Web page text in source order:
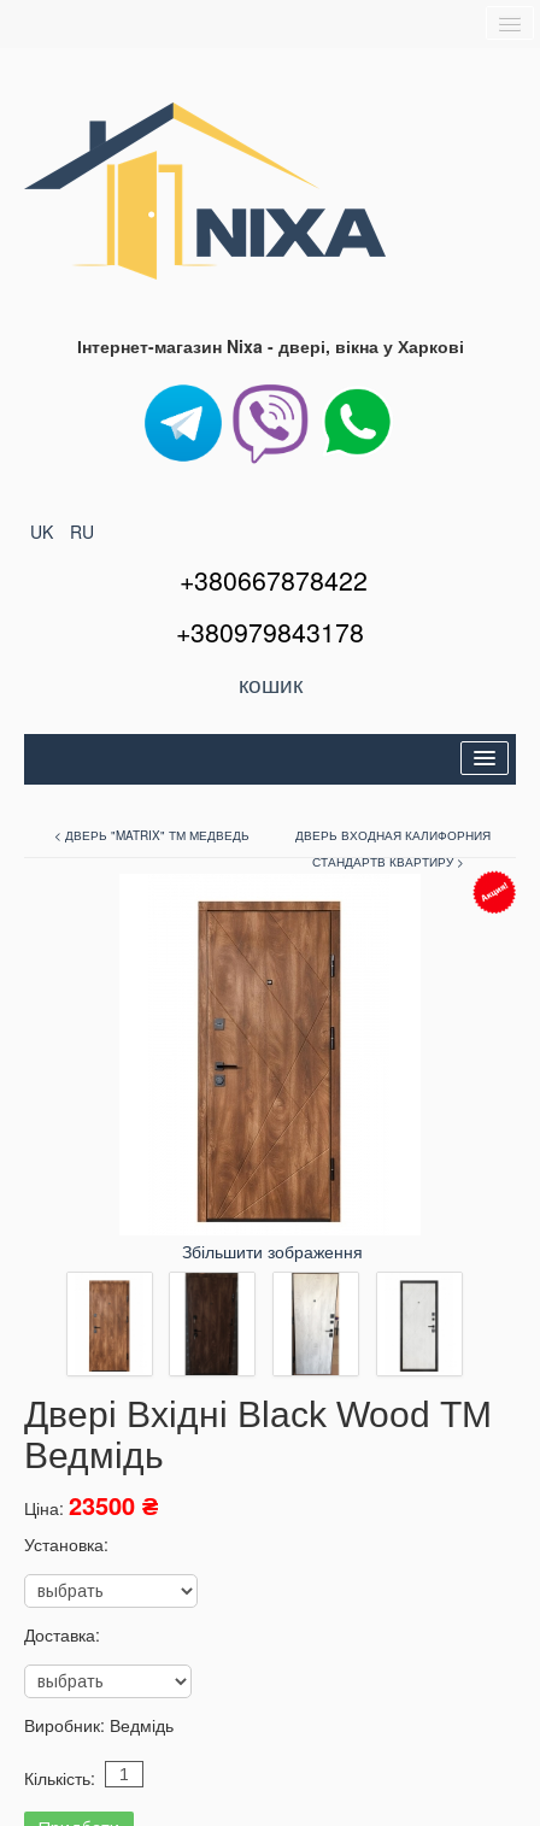
Блог
Інтернет-магазин Nixa - двері, вікна у Харкові
UK RU
+380667878422
+380979843178
кошик
< ДВЕРЬ "MATRIX" ТМ МЕДВЕДЬ
ДВЕРЬ ВХОДНАЯ КАЛИФОРНИЯ
СТАНДАРТВ КВАРТИРУ >
Збільшити зображення
Двері Вхідні Black Wood ТМ
Ведмідь
Ціна: 23500 ₴
Установка:
Доставка:
Виробник: Ведмідь
Кількість: